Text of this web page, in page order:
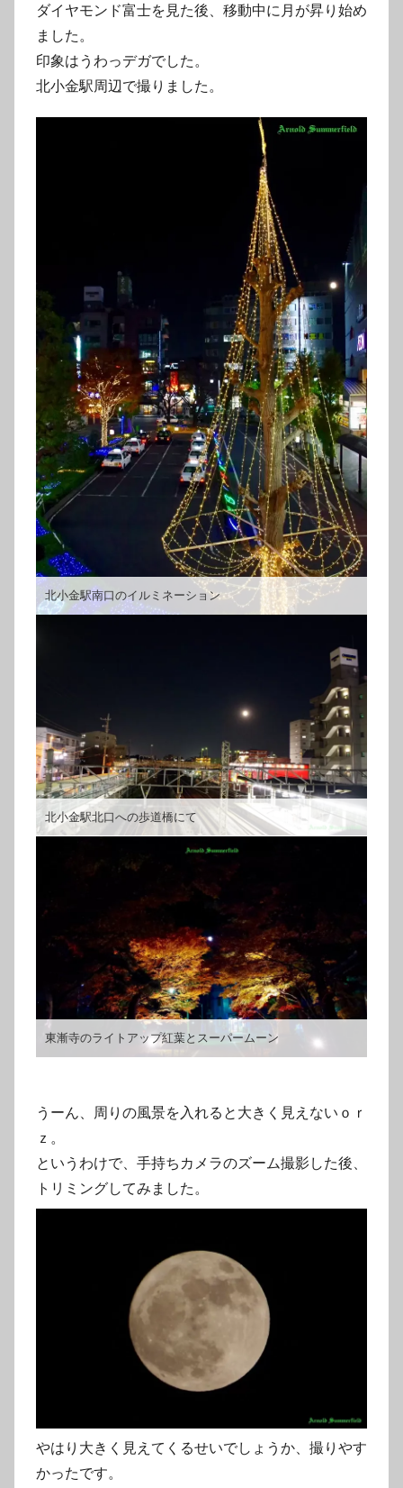
ダイヤモンド富士を見た後、移動中に月が昇り始め
ました。
印象はうわっデガでした。
北小金駅周辺で撮りました。
北小金駅南口のイルミネーション
北小金駅北口への歩道橋にて
東漸寺のライトアップ紅葉とスーパームーン
うーん、周りの風景を入れると大きく見えないｏｒ
ｚ。
というわけで、手持ちカメラのズーム撮影した後、
トリミングしてみました。
やはり大きく見えてくるせいでしょうか、撮りやす
かったです。